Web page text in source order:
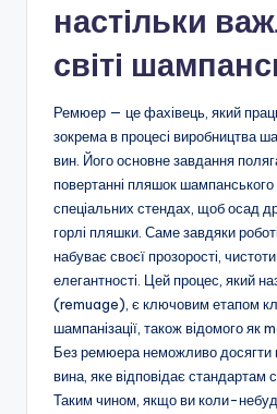
настільки
світі
Ремюер — це фахівець, який
зокрема в процесі виробництва
вин. Його основне завдання
повертанні пляшок шампанського
спеціальних стендах, щоб осад
горлі пляшки. Саме завдяки
набуває своєї прозорості,
елегантності. Цей процес, який
(remuage), є ключовим етапом
шампанізації, також відомого
Без ремюера неможливо досягти
вина, яке відповідає стандартам
Таким чином, якщо ви коли-